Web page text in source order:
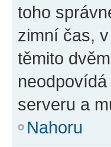
toho
zimní čas,
těmito
serveru a
Nahoru